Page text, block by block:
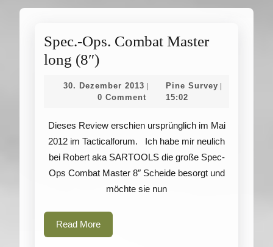
Spec.-Ops. Combat Master
long (8″)Spec.-
Combat
long
(8″)
30. Dezember 2013 30.
Dezember
Pine Survey Pine
0 Comment 15:02
Dieses Review erschien ursprünglich im Mai
2012 im Tacticalforum. Ich habe mir neulich
bei Robert aka SARTOOLS die große Spec-
Ops Combat Master 8″ Scheide besorgt und
möchte sie nun
Read MoreRead
More